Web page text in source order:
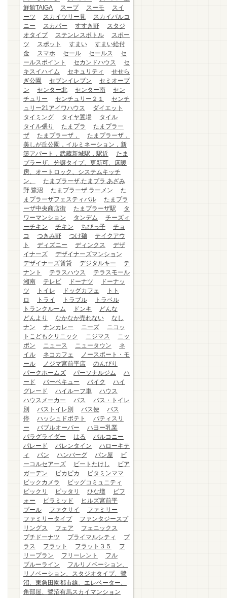
鮮館TAIGA
スープ スーモ
スイ
ーツ
スカイツリー見
スカイバルコ
ニー
スカパー すすき野
スタジ
オタイプ
ステンレスボトル
スポー
ツ
スポット すまい
すまい給付
金
スマホ セール セールス
セ
ールスポイント
セカンドハウス
セ
キスイハイム
セキュリティ
せせら
ぎ公園
セブンイレブン
セミオープ
ン
センター北 センター南
セン
チュリー
センチュリー２１
センチ
ュリー21アイワハウス
ダイエット
タイミング
タイヤ置場
タイル
タイル張り
たまプラ
たまプラー
ザ
たまプラーザ，
たまプラーザ，
美しが丘公園，イルミネーション，新
築アパート，武蔵新城駅，駅近
たま
プラーザ、分譲タイプ、更新可、床暖
房、オートロック、システムキッチ
ン、
たまプラーザ.たまプラ.あざみ
野.鷺沼
たまプラーザ.ラーメン
た
まプラーザフェスティバル
たまプラ
ーザ中央商店街
たまプラーザ駅
タ
ワーマンション
タンデム
チーズィ
ーチキン
チキン ちびっ子
チョ
コ
つきみ野 つけ麺
テイクアウ
ト
ディズニー ディンクス
デザ
イナーズ
デザイナーズマンション
デザイナーズ賃貸
デジタルキー
テ
ナント
テラスハウス
テラスモール
湘南
テレビ ドーナツ
ドーナッ
ツ
トイレ ドッグカフェ
トト
ロ
トライ トラブル
トラベル
トランクルーム
ドンキ
どんな
どんより
なかなか売れない
なし
ナン
ナンカレー ニーズ
ニコッ
トこどもクリニック
ニジマス
ニッ
ポン
ニュース ニュータウン
ネ
イル
ネコカフェ
ノースポート・モ
ール
ノジマ宮前平店
のんびり
パークホームズ
パーソナルジム
ハ
ード
バーベキュー バイク
ハイ
グレード
ハイルーフ車
ハウス
ハウスメーカー
バス
バス・トイレ
別
バストイレ別 バス便
バス
停
ハッシュドポテト
パティスリ
ー
バブルオーバー
ハヨー乳業
パラグライダー
はる
バルコニー
パレード
バレンタイン
ハローキテ
ィ
パン ハンバーグ パン屋
ビ
ーコルセアーズ
ビートたけし
ビア
ガーデン
ピカピカ
ビタミンママ
ビックカメラ
ビッグコミュニティ
ビックリ
ピッタリ ひな壇
ビフ
ォー
ピラミッド
ヒルズ宮前平
プール
ファクサイ
ファミリー
ファミリータイプ
ファンタジースプ
リングス
フェア
フェニックス
プチドーナツ
プライマルシティ
プ
ラス
フラット フラット３５
フ
リープラン
フリーレント
フル
ブルーライン
フルリノベーション、
リノベーション、スタジオタイプ、鷺
沼、東急田園都市線、エレベーター、
角部屋、鷺沼有馬スカイマンション